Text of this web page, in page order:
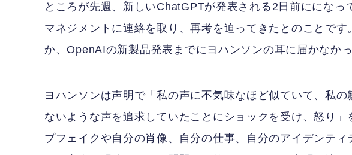
ところが先週、新しいChatGPTが発表される2日前ににな
マネジメントに連絡を取り、再考を迫ってきたとのことで
か、OpenAIの新製品発表までにヨハンソンの耳に届かなか
ヨハンソンは声明で「私の声に不気味なほど似ていて、私
ないような声を追求していたことにショックを受け、怒り
プフェイクや自分の肖像、自分の仕事、自分のアイデンテ